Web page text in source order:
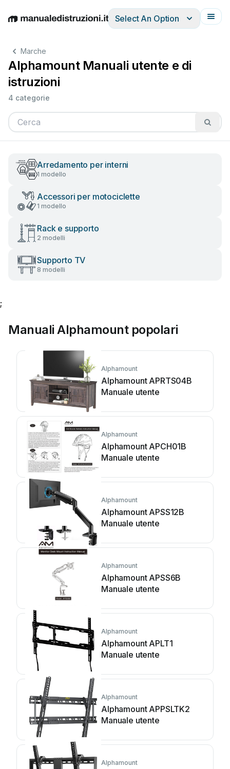
EnglishDeutschEspañolItalianoFrançais
Select An Option
Marche
Alphamount Manuali utente e di
istruzioni
4 categorie
Arredamento per interni
1 modello
Accessori per motociclette
1 modello
Rack e supporto
2 modelli
Supporto TV
8 modelli
;
Manuali Alphamount popolari
Alphamount
Alphamount APRTS04B
Manuale utente
Alphamount
Alphamount APCH01B
Manuale utente
Alphamount
Alphamount APSS12B
Manuale utente
Alphamount
Alphamount APSS6B
Manuale utente
Alphamount
Alphamount APLT1
Manuale utente
Alphamount
Alphamount APPSLTK2
Manuale utente
Alphamount